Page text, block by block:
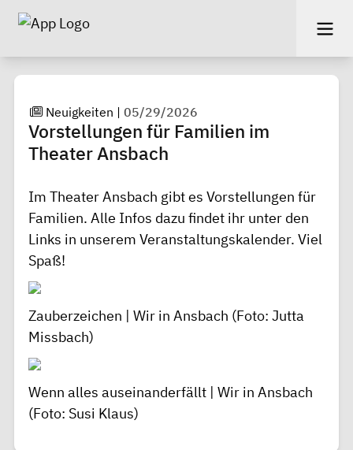
Neuigkeiten |05/29/2026
Vorstellungen für Familien im
Theater Ansbach
Im Theater Ansbach gibt es Vorstellungen für
Familien. Alle Infos dazu findet ihr unter den
Links in unserem Veranstaltungskalender. Viel
Spaß!
Zauberzeichen | Wir in Ansbach (Foto: Jutta
Missbach)
Wenn alles auseinanderfällt | Wir in Ansbach
(Foto: Susi Klaus)